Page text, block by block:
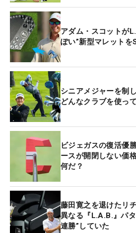
アダム・スコットが
ぽい”新型マレットを
シニアメジャーを制
どんなクラブを使っ
ビジェガスの復活優
ースが開閉しない価
何だ？
藤田寛之を退けたリ
異なる『L.A.B.』パ
連勝”していた